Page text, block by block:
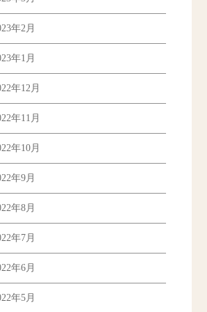
年2月
年1月
年12月
年11月
年10月
年9月
年8月
年7月
年6月
年5月